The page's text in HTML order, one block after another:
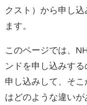
クスト）から申し
ます。
このページでは、
ンドを申し込みす
申し込みして、そ
はどのような違い